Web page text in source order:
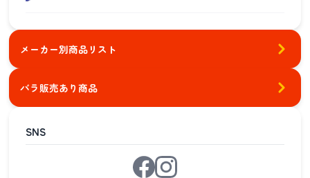
メーカー別商品リスト
バラ販売あり商品
SNS